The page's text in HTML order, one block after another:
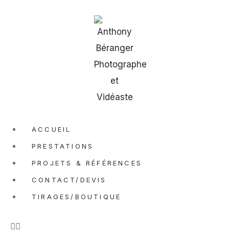
ACCUEIL
PRESTATIONS
PROJETS & RÉFÉRENCES
CONTACT/DEVIS
TIRAGES/BOUTIQUE